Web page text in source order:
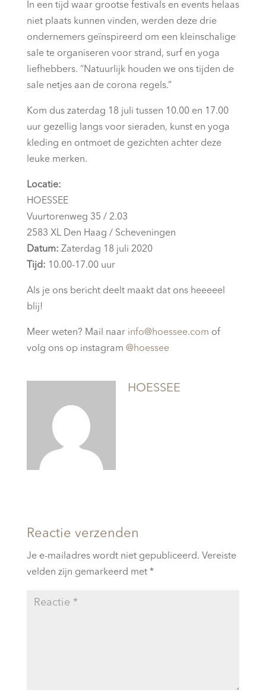
In een tijd waar grootse festivals en events helaas
niet plaats kunnen vinden, werden deze drie
ondernemers geïnspireerd om een kleinschalige
sale te organiseren voor strand, surf en yoga
liefhebbers. “Natuurlijk houden we ons tijden de
sale netjes aan de corona regels.”
Kom dus zaterdag 18 juli tussen 10.00 en 17.00
uur gezellig langs voor sieraden, kunst en yoga
kleding en ontmoet de gezichten achter deze
leuke merken.
Locatie:
HOESSEE
Vuurtorenweg 35 / 2.03
2583 XL Den Haag / Scheveningen
Datum: Zaterdag 18 juli 2020
Tijd: 10.00-17.00 uur
Als je ons bericht deelt maakt dat ons heeeeel
blij!
Meer weten? Mail naar info@hoessee.com of
volg ons op instagram @hoessee
HOESSEE
Reactie verzenden
Je e-mailadres wordt niet gepubliceerd. Vereiste
velden zijn gemarkeerd met *